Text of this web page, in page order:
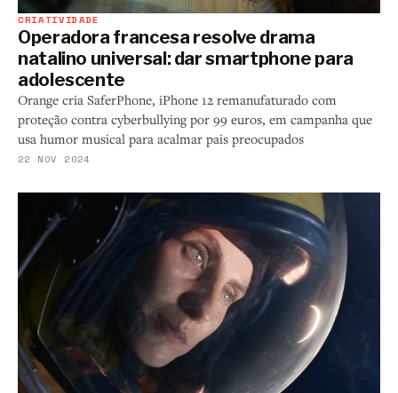
CRIATIVIDADE
Operadora francesa resolve drama
natalino universal: dar smartphone para
adolescente
Orange cria SaferPhone, iPhone 12 remanufaturado com
proteção contra cyberbullying por 99 euros, em campanha que
usa humor musical para acalmar pais preocupados
22 NOV 2024